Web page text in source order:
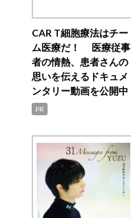
CAR T細胞療法はチー
ム医療だ！ 医療従事
者の情熱、患者さんの
思いを伝えるドキュメ
ンタリー動画を公開中
PR